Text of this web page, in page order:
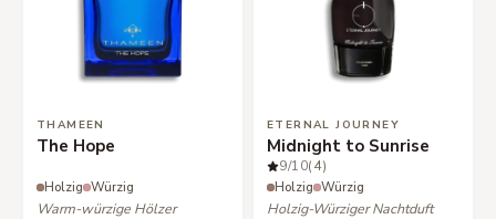
THAMEEN
The Hope
Holzig Würzig
Warm-würzige Hölzer
ETERNAL JOURNEY
Midnight to Sunrise
9/10(4)
Holzig Würzig
Holzig-Würziger Nachtduft